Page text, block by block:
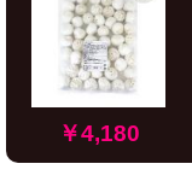
￥4,180